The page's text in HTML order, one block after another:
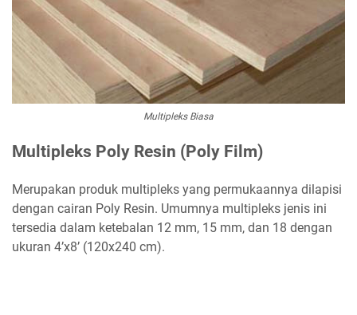
Multipleks Biasa
Multipleks Poly Resin (Poly Film)
Merupakan produk multipleks yang permukaannya dilapisi
dengan cairan Poly Resin. Umumnya multipleks jenis ini
tersedia dalam ketebalan 12 mm, 15 mm, dan 18 dengan
ukuran 4’x8’ (120x240 cm).